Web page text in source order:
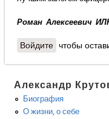
Роман Алексеевич
Войдите чтобы
Александр
Биография
О жизни, о себе